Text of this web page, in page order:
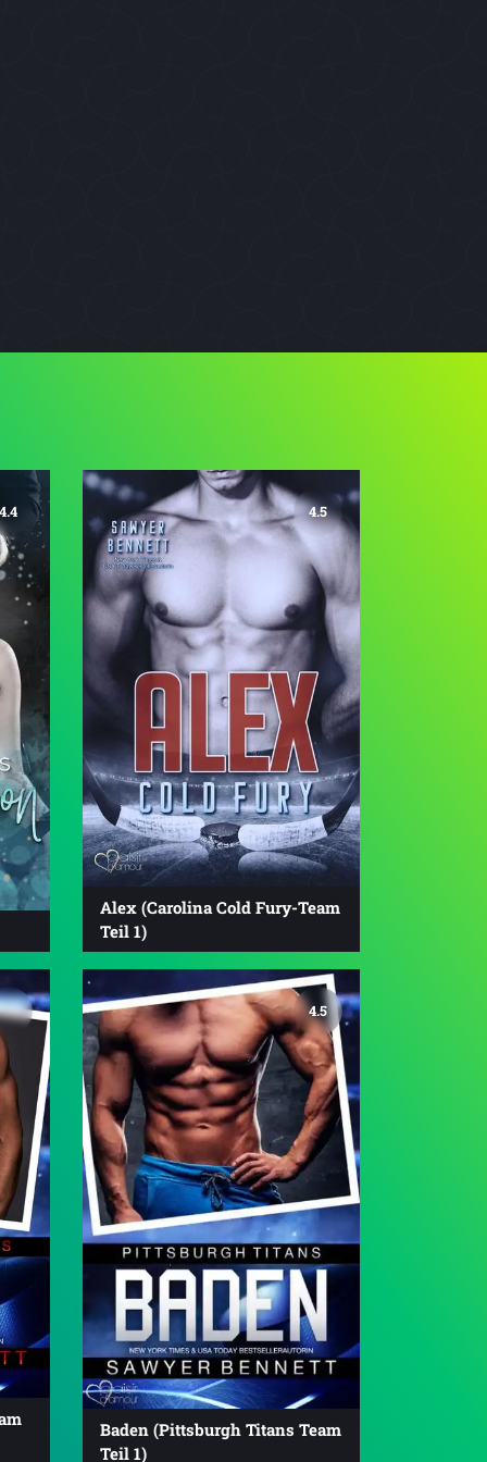
4.4 4.5
Alex (Carolina Cold Fury-Team
Teil 1)
4.5
Baden (Pittsburgh Titans Team
Teil 1)